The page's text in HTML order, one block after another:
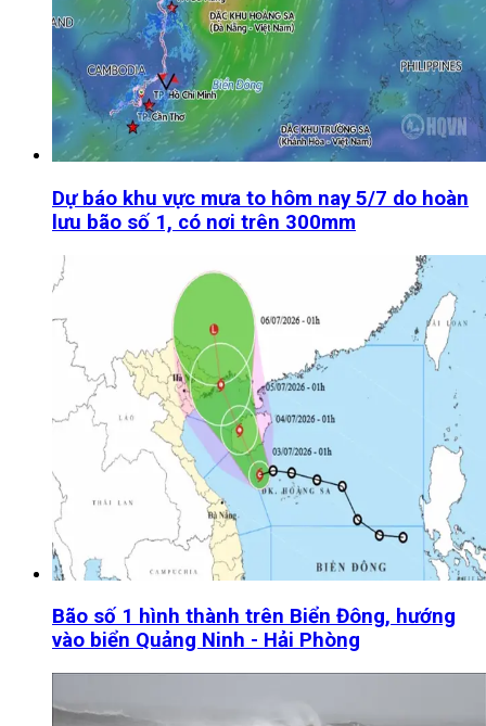
Dự báo khu vực mưa to hôm nay 5/7 do hoàn
lưu bão số 1, có nơi trên 300mm
Bão số 1 hình thành trên Biển Đông, hướng
vào biển Quảng Ninh - Hải Phòng